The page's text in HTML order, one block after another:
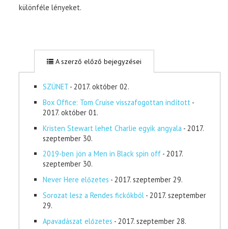
különféle lényeket.
A szerző előző bejegyzései
SZÜNET - 2017. október 02.
Box Office: Tom Cruise visszafogottan indított -
2017. október 01.
Kristen Stewart lehet Charlie egyik angyala - 2017.
szeptember 30.
2019-ben jön a Men in Black spin off - 2017.
szeptember 30.
Never Here előzetes - 2017. szeptember 29.
Sorozat lesz a Rendes fickókból - 2017. szeptember
29.
Apavadászat előzetes - 2017. szeptember 28.